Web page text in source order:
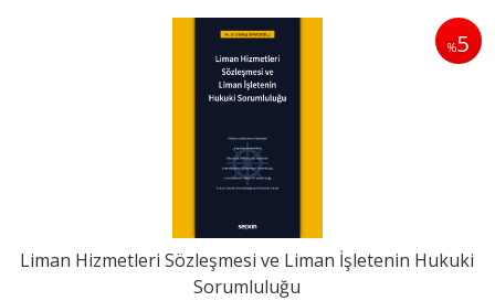
%5
Liman Hizmetleri Sözleşmesi ve Liman İşletenin Hukuki
Sorumluluğu